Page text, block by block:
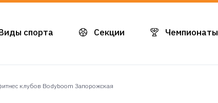
спорта Секции Чемпионаты
клубов Bodyboom Запорожская